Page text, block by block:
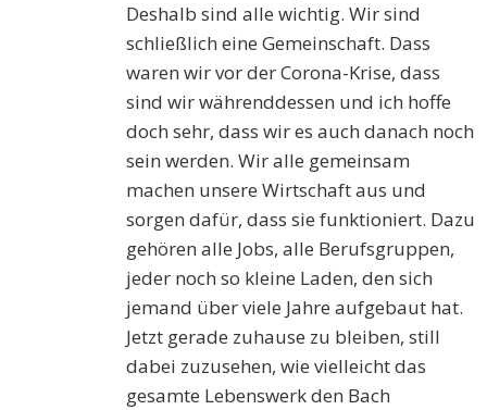
Deshalb sind alle wichtig. Wir sind
schließlich eine Gemeinschaft. Dass
waren wir vor der Corona-Krise, dass
sind wir währenddessen und ich hoffe
doch sehr, dass wir es auch danach noch
sein werden. Wir alle gemeinsam
machen unsere Wirtschaft aus und
sorgen dafür, dass sie funktioniert. Dazu
gehören alle Jobs, alle Berufsgruppen,
jeder noch so kleine Laden, den sich
jemand über viele Jahre aufgebaut hat.
Jetzt gerade zuhause zu bleiben, still
dabei zuzusehen, wie vielleicht das
gesamte Lebenswerk den Bach